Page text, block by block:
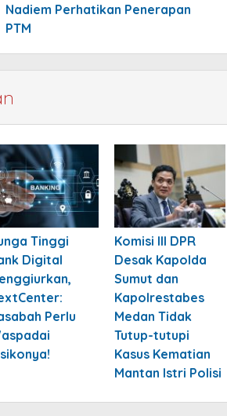
Nadiem Perhatikan Penerapan
PTM
Tinggi
Digital
Perlu
Komisi III DPR
Desak Kapolda
Sumut dan
Kapolrestabes
Medan Tidak
Tutup-tutupi
Kasus Kematian
Mantan Istri Polisi